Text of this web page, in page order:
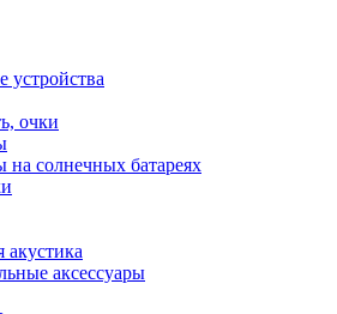
устройства
очки
солнечных батареях
акустика
аксессуары